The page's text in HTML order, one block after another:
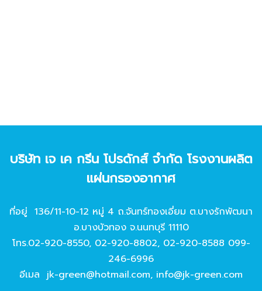
บริษัท เจ เค กรีน โปรดักส์ จํากัด โรงงานผลิต
แผ่นกรองอากาศ
ที่อยู่ 136/11-10-12 หมู่ 4 ถ.จันทร์ทองเอี่ยม ต.บางรักพัฒนา
อ.บางบัวทอง จ.นนทบุรี 11110
โทร.02-920-8550, 02-920-8802, 02-920-8588 099-
246-6996
อีเมล jk-green@hotmail.com, info@jk-green.com